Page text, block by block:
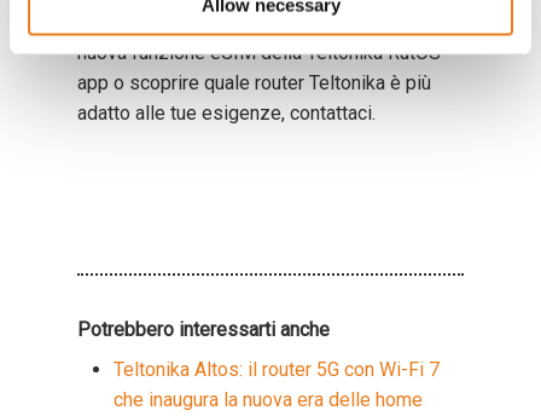
Allow necessary
Se desideri approfondire le potenzialità della
nuova funzione eSIM della Teltonika RutOS
app o scoprire quale router Teltonika è più
adatto alle tue esigenze, contattaci.
Potrebbero interessarti anche
Teltonika Altos: il router 5G con Wi-Fi 7
che inaugura la nuova era delle home